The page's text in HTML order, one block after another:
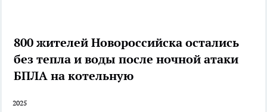
800 жителей Новороссийска остались
без тепла и воды после ночной атаки
БПЛА на котельную
2025